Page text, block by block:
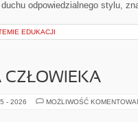
odpowiedzialnego stylu,
EDUKACJI
CZŁOWIEKA
- 2026 MOŻLIWOŚĆ